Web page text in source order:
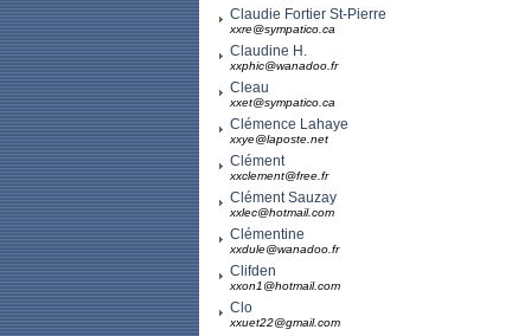
Claudie Fortier St-Pierre
xxre@sympatico.ca
Claudine H.
xxphic@wanadoo.fr
Cleau
xxet@sympatico.ca
Clémence Lahaye
xxye@laposte.net
Clément
xxclement@free.fr
Clément Sauzay
xxlec@hotmail.com
Clémentine
xxdule@wanadoo.fr
Clifden
xxon1@hotmail.com
Clo
xxuet22@gmail.com